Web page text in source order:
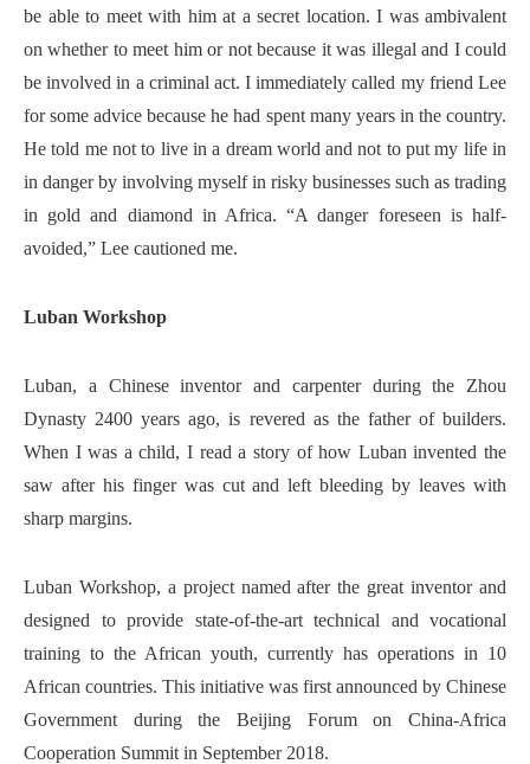
be able to meet with him at a secret location. I was ambivalent
on whether to meet him or not because it was illegal and I could
be involved in a criminal act. I immediately called my friend Lee
for some advice because he had spent many years in the country.
He told me not to live in a dream world and not to put my life in
in danger by involving myself in risky businesses such as trading
in gold and diamond in Africa. “A danger foreseen is half-
avoided,” Lee cautioned me.
Luban Workshop
Luban, a Chinese inventor and carpenter during the Zhou
Dynasty 2400 years ago, is revered as the father of builders.
When I was a child, I read a story of how Luban invented the
saw after his finger was cut and left bleeding by leaves with
sharp margins.
Luban Workshop, a project named after the great inventor and
designed to provide state-of-the-art technical and vocational
training to the African youth, currently has operations in 10
African countries. This initiative was first announced by Chinese
Government during the Beijing Forum on China-Africa
Cooperation Summit in September 2018.